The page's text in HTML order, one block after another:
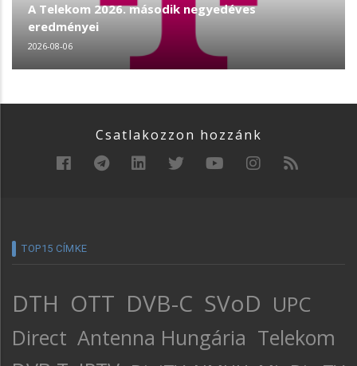
A Telekom 2026. második negyedéves
eredményei
2026-08-06
Csatlakozzon hozzánk
TOP15 CÍMKE
DTH OTT DVB-C SVoD UPC
Direct Antenna Hungária Telekom